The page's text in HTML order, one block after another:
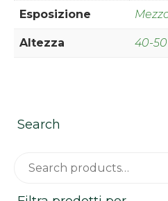
Esposizione
Altezza 40-
Search